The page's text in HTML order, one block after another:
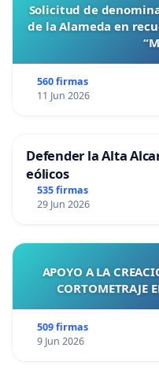
Solicitud de
de la Alameda en
560 firmas
11 Jun 2026
Defender la Alta
eólicos
535 firmas
29 Jun 2026
APOYO A LA
CORTOMETRAJE
509 firmas
9 Jun 2026